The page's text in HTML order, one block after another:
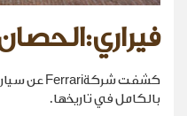
بالكامل في تاريخها.